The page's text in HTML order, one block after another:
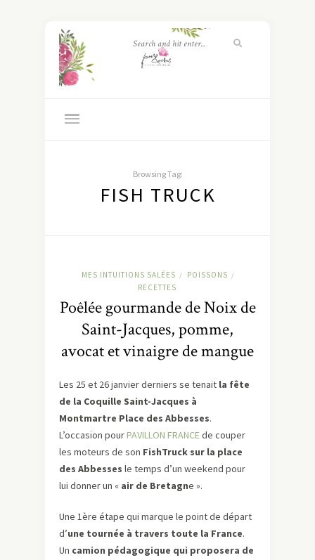
Browsing Tag:
FISH TRUCK
MES INTUITIONS SALÉES / POISSONS /
RECETTES
Poêlée gourmande de Noix de
Saint-Jacques, pomme,
avocat et vinaigre de mangue
Les 25 et 26 janvier derniers se tenait la fête
de la Coquille Saint-Jacques à
Montmartre Place des Abbesses.
L’occasion pourPAVILLON FRANCEde couper
les moteurs de son FishTruck sur la place
des Abbesses le temps d’un weekend pour
lui donner un « air de Bretagne ».
Une 1ère étape qui marque le point de départ
d’une tournée à travers toute la France.
Un camion pédagogique qui proposera de